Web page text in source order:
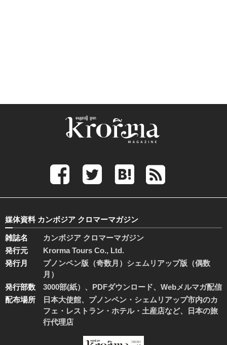
媒体資料 カンボジア クロマーマガジン
雑誌名
カンボジア クロマーマガジン
発行元
Krorma Tours Co., Ltd.
発行月
プノンペン版（奇数月）シェムリアップ版（偶数
月）
発行部数
3000部(紙）、PDFダウンロード、Webメルマガ配信
配布場所
日本大使館、プノンペン・シェムリアップ市内のカ
フェ・レストラン・ホテル・土産店など、日本の旅
行代理店